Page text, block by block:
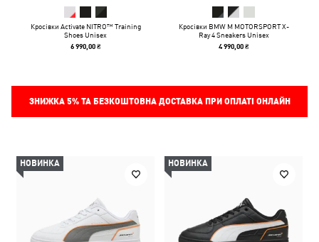
Кросівки Activate NITRO™ Training
Shoes Unisex
6 990,00 ₴
Кросівки BMW M MOTORSPORT X-
Ray 4 Sneakers Unisex
4 990,00 ₴
ЗНИЖКА 5%ТА БЕЗКОШТОВНА ДОСТАВКА ПРИ ОПЛАТІ ОНЛАЙН
НОВИНКА НОВИНКА